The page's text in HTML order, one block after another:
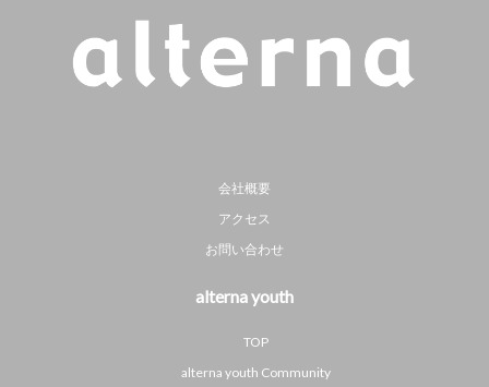
会社概要
アクセス
お問い合わせ
alterna youth
TOP
alterna youth Community